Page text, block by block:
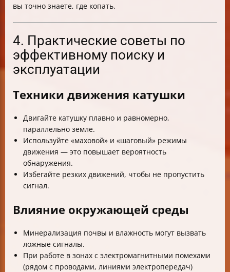
вы точно знаете, где копать.
4. Практические советы по
эффективному поиску и
эксплуатации
Техники движения катушки
Двигайте катушку плавно и равномерно,
параллельно земле.
Используйте «маховой» и «шаговый» режимы
движения — это повышает вероятность
обнаружения.
Избегайте резких движений, чтобы не пропустить
сигнал.
Влияние окружающей среды
Минерализация почвы и влажность могут вызвать
ложные сигналы.
При работе в зонах с электромагнитными помехами
(рядом с проводами, линиями электропередач)